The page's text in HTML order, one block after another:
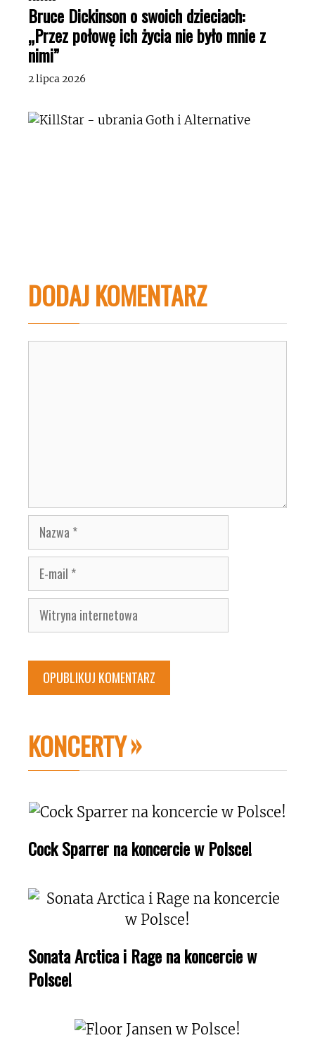
Bruce Dickinson o swoich dzieciach:
„Przez połowę ich życia nie było mnie z
nimi”
2 lipca 2026
DODAJ KOMENTARZ
Nazwa
E-
mail
Witryna
internetowa
KONCERTY
Cock Sparrer na koncercie w Polsce!
Sonata Arctica i Rage na koncercie w
Polsce!